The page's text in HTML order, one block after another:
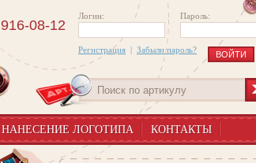
Логин: Пароль:
Регистрация | Забыли пароль?
916-08-12
НАНЕСЕНИЕ ЛОГОТИПА
КОНТАКТЫ